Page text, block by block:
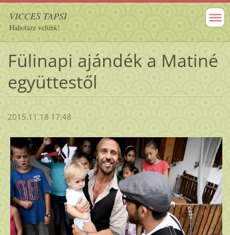
VICCES TAPSI
Hahotázz velünk!
Fülinapi ajándék a Matiné
együttestől
2015.11.18 17:48